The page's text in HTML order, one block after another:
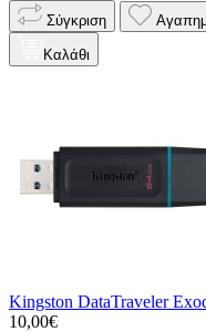
Σύγκριση
Καλάθι
Kingston DataTraveler
10,00€